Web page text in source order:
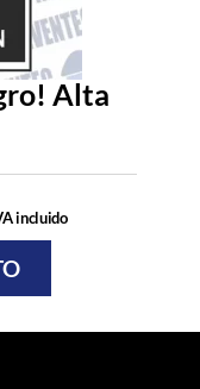
Alta
incluido